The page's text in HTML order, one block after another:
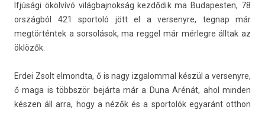
Ifjúsági ökölvívó világ­bajnok­ság kezdődik ma Budapest­en, 78
országból 421 spor­toló jött el a ver­senyre, teg­nap már
megtörténtek a sor­solások, ma re­ggel már mér­legre álltak az
öklözők.
Erdei Zsolt el­mondta, ő is nagy iz­galomm­al készül a ver­senyre,
ő maga is többször bejárta már a Duna Arénát, ahol mind­en
készen áll arra, hogy a nézők és a spor­tolók egyaránt otthon